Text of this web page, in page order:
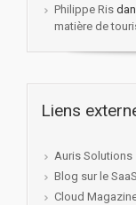
Philippe Ris
matière de
Liens
Auris Solutions
Blog sur le SaaS
Cloud